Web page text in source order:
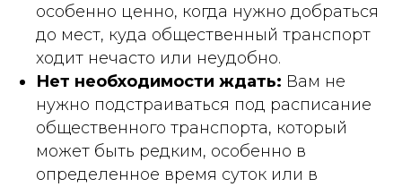
особенно ценно, когда нужно добраться
до мест, куда общественный транспорт
ходит нечасто или неудобно.
Нет необходимости ждать: Вам не
нужно подстраиваться под расписание
общественного транспорта, который
может быть редким, особенно в
определенное время суток или в